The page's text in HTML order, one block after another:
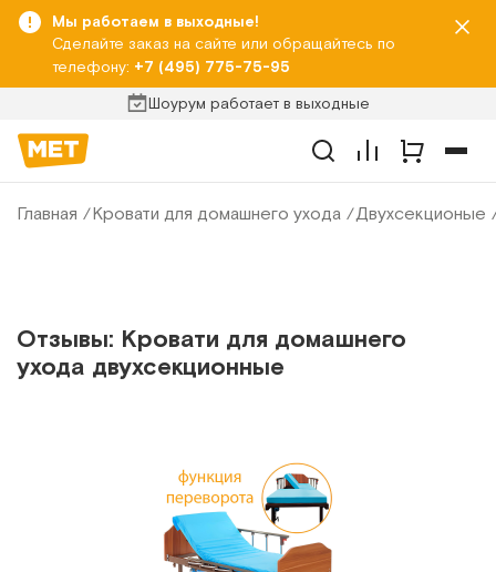
Мы работаем в выходные!
Сделайте заказ на сайте или обращайтесь по
телефону: +7 (495) 775-75-95
Шоурум работает в выходные
Главная Кровати для домашнего ухода Двухсекционые
Отзывы: Кровати для домашнего
ухода двухсекционные